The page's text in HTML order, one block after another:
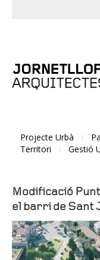
Projecte Urbà
Territori
Gestió
Modificació
el barri de Sant